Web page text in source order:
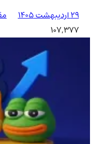
۲۹ اردیبهشت ۱۴۰۵
107,377